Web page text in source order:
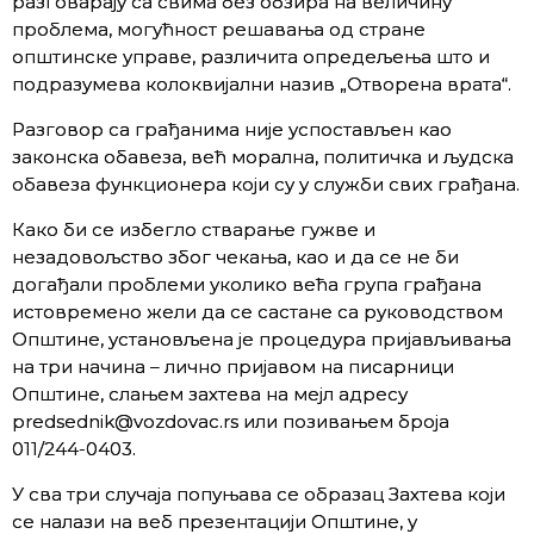
проблема, могућност решавања од стране
општинске управе, различита опредељења што и
подразумева колоквијални назив „Отворена врата“.
Разговор са грађанима није успостављен као
законска обавеза, већ морална, политичка и људска
обавеза функционера који су у служби свих грађана.
Како би се избегло стварање гужве и
незадовољство због чекања, као и да се не би
догађали проблеми уколико већа група грађана
истовремено жели да се састане са руководством
Општине, установљена је процедура пријављивања
на три начина – лично пријавом на писарници
Општине, слањем захтева на мејл адресу
predsednik@vozdovac.rs или позивањем броја
011/244-0403.
У сва три случаја попуњава се образац Захтева који
се налази на веб презентацији Општине, у